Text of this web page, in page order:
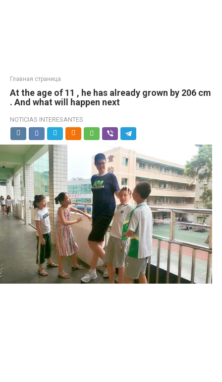
Главная страница
At the age of 11 , he has already grown by 206 cm
. And what will happen next
NOTICIAS INTERESANTES